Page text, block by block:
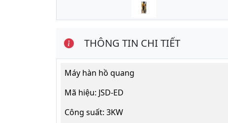
THÔNG TIN CHI TIẾT
Máy hàn hồ quang
Mã hiệu: JSD-ED
Công suất: 3KW